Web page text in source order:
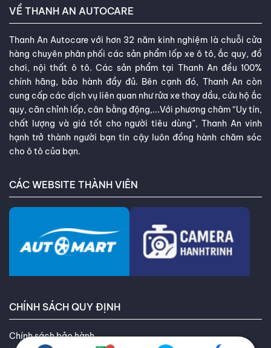
VỀ THANH AN AUTOCARE
Thanh An Autocare với hơn 32 năm kinh nghiệm là chuỗi cửa
hàng chuyên phân phối các sản phẩm lốp xe ô tô, ắc quy, đồ
chơi, nội thất ô tô. Các sản phẩm tại Thanh An đều 100%
chính hãng, bảo hành đầy đủ. Bên cạnh đó, Thanh An còn
cung cấp các dịch vụ liên quan như rửa xe thay dầu, cứu hộ ắc
quy, căn chỉnh lốp, cân bằng động,...Với phương châm “Uy tín,
chất lượng và giá tốt cho người tiêu dùng”, Thanh An vinh
hạnh trở thành người bạn tin cậy luôn đồng hành chăm sóc
cho ô tô của bạn.
CÁC WEBSITE THÀNH VIÊN
CHÍNH SÁCH QUY ĐỊNH
Chính sách bảo hành